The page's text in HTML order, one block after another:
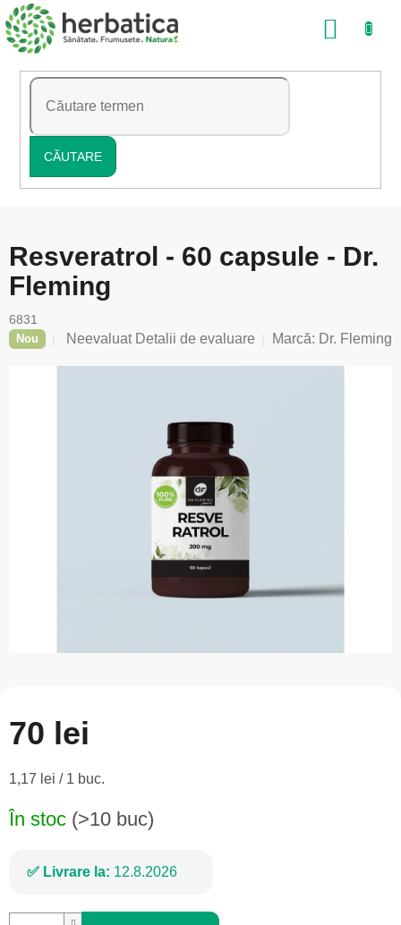
Treci
la
conținut
CĂUTARE
COŞ
Resveratrol - 60 capsule - Dr.
Fleming
6831
Nou
Evaluarea
Neevaluat Detalii de evaluare Marcă: Dr. Fleming
70 lei
Evaluare
1,17 lei / 1 buc.
În stoc (>10 buc)
Livrare la: 12.8.2026